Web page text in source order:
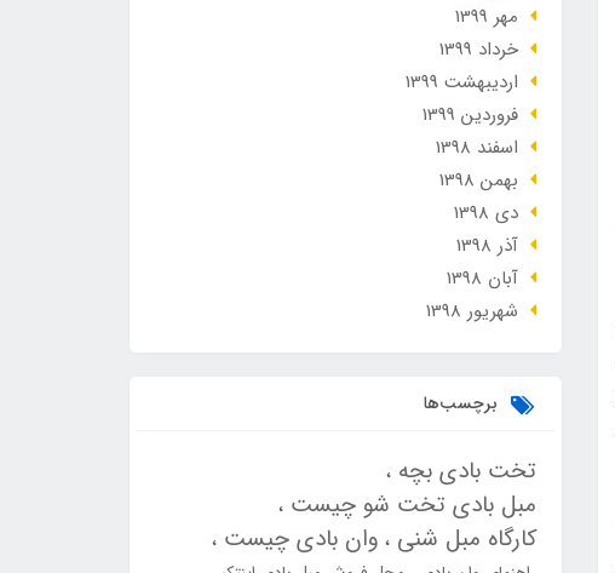
مهر 1399
خرداد 1399
ارديبهشت 1399
فروردین 1399
اسفند 1398
بهمن 1398
دی 1398
آذر 1398
آبان 1398
شهریور 1398
برچسب‌ها
تخت بادی بچه
مبل بادی تخت شو چیست
کارگاه مبل شنی وان بادی چیست